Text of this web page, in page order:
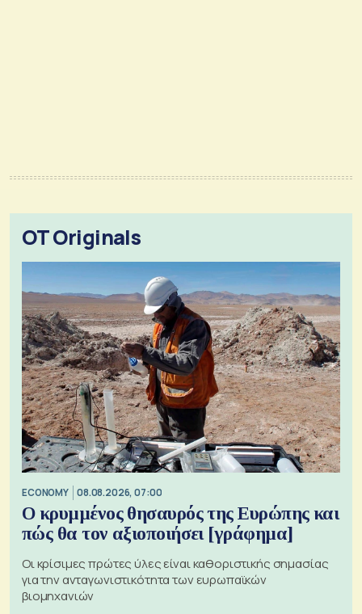
OT Originals
ECONOMY 08.08.2026, 07:00
Ο κρυμμένος θησαυρός της Ευρώπης και
πώς θα τον αξιοποιήσει [γράφημα]
Οι κρίσιμες πρώτες ύλες είναι καθοριστικής σημασίας
για την ανταγωνιστικότητα των ευρωπαϊκών
βιομηχανιών